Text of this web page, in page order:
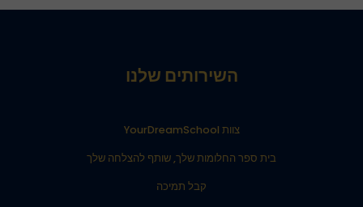
השירותים שלנו
צוות YourDreamSchool
בית ספר החלומות שלך, שותף להצלחה שלך
קבל תמיכה